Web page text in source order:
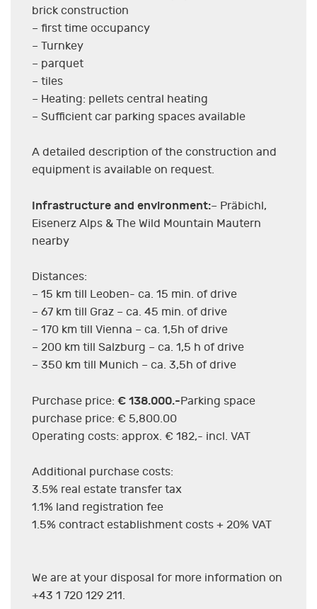
brick construction
– first time occupancy
– Turnkey
– parquet
– tiles
– Heating: pellets central heating
– Sufficient car parking spaces available
A detailed description of the construction and
equipment is available on request.
Infrastructure and environment:– Präbichl,
Eisenerz Alps & The Wild Mountain Mautern
nearby
Distances:
– 15 km till Leoben- ca. 15 min. of drive
– 67 km till Graz – ca. 45 min. of drive
– 170 km till Vienna – ca. 1,5h of drive
– 200 km till Salzburg – ca. 1,5 h of drive
– 350 km till Munich – ca. 3,5h of drive
Purchase price: € 138.000.-Parking space
purchase price: € 5,800.00
Operating costs: approx. € 182,- incl. VAT
Additional purchase costs:
3.5% real estate transfer tax
1.1% land registration fee
1.5% contract establishment costs + 20% VAT
We are at your disposal for more information on
+43 1 720 129 211.